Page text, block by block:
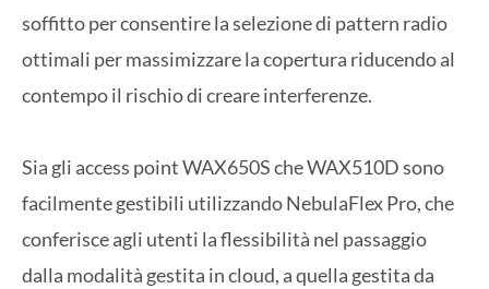
soffitto per consentire la selezione di pattern radio
ottimali per massimizzare la copertura riducendo al
contempo il rischio di creare interferenze.
Sia gli access point WAX650S che WAX510D sono
facilmente gestibili utilizzando NebulaFlex Pro, che
conferisce agli utenti la flessibilità nel passaggio
dalla modalità gestita in cloud, a quella gestita da